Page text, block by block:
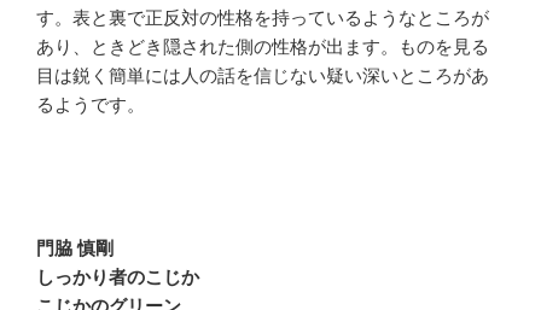
す。表と裏で正反対の性格を持っているようなところが
あり、ときどき隠された側の性格が出ます。ものを見る
目は鋭く簡単には人の話を信じない疑い深いところがあ
るようです。
門脇 慎剛
しっかり者のこじか
こじかのグリーン